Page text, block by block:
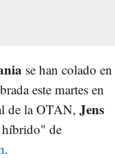
se han colado en
este martes en
de la OTAN, Jens
híbrido" de
.